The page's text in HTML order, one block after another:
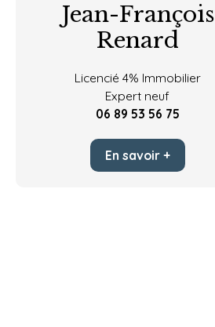
Jean-François
Renard
Licencié 4% Immobilier
Expert neuf
06 89 53 56 75
En savoir +